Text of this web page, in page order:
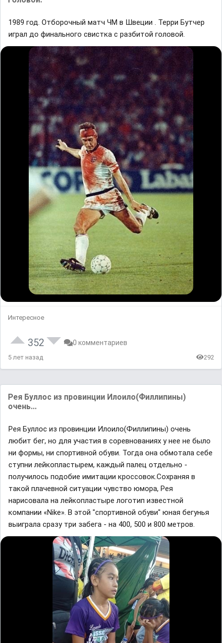
1989 год. Отборочный матч ЧМ в Швеции . Терри Бутчер
играл до финального свистка с разбитой головой.
Интересное
352 0 комментариев
5 лет назад 292
Рея Буллос из провинции Илоило(Филлипины)
очень...
Рея Буллос из провинции Илоило(Филлипины) очень
любит бег, но для участия в соревнованиях у нее не было
ни формы, ни спортивной обуви. Тогда она обмотала себе
ступни лейкопластырем, каждый палец отдельно -
получилось подобие имитации кроссовок.Сохраняя в
такой плачевной ситуации чувство юмора, Рея
нарисовала на лейкопластыре логотип известной
компании «Nike». В этой "спортивной обуви" юная бегунья
выиграла сразу три забега - на 400, 500 и 800 метров.